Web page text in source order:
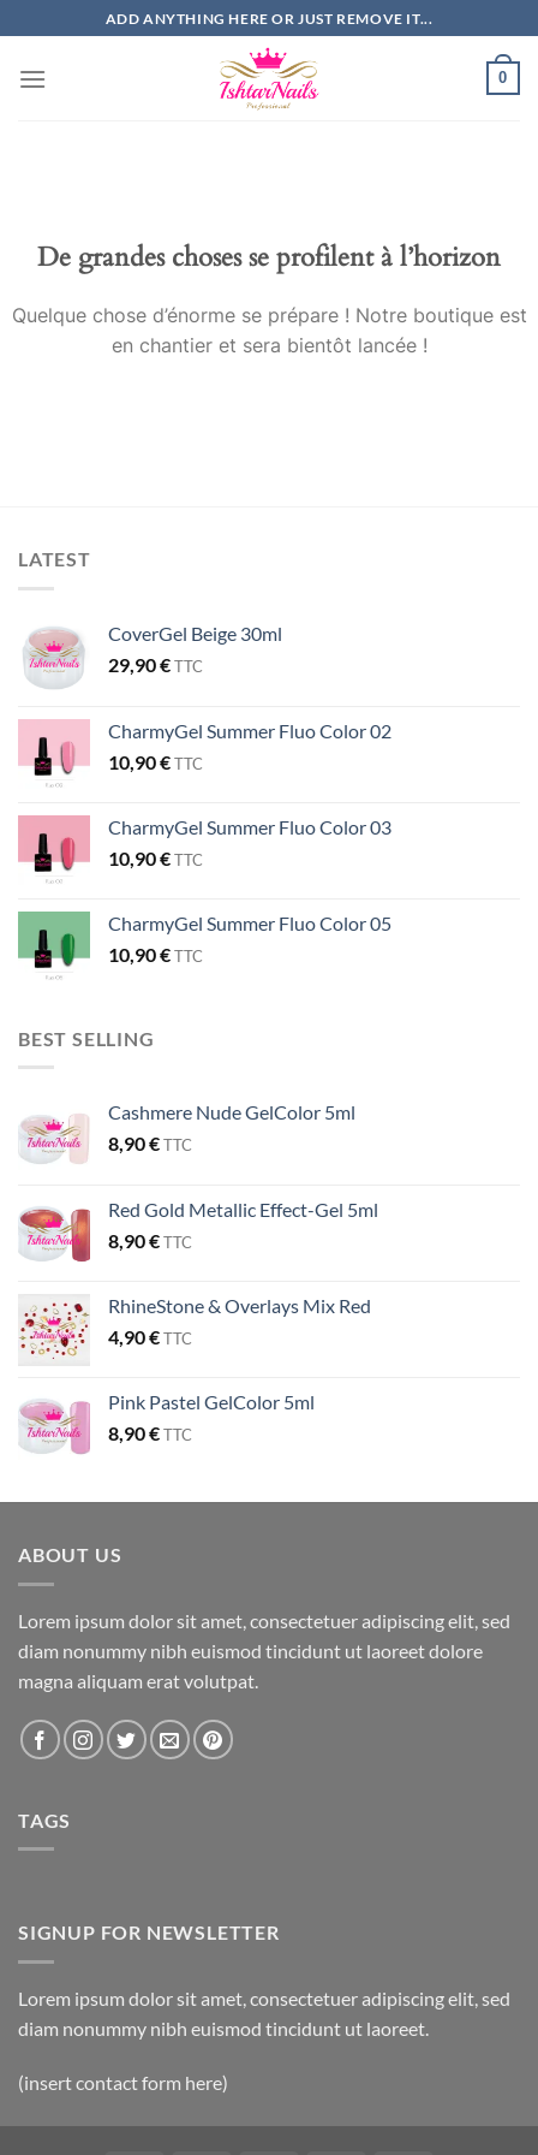
au
contenu
ADD ANYTHING HERE OR JUST REMOVE IT...
0
De grandes choses se profilent à l’horizon
Quelque chose d’énorme se prépare ! Notre boutique est
en chantier et sera bientôt lancée !
LATEST
CoverGel Beige 30ml
29,90€TTC
CharmyGel Summer Fluo Color 02
10,90€TTC
CharmyGel Summer Fluo Color 03
10,90€TTC
CharmyGel Summer Fluo Color 05
10,90€TTC
BEST SELLING
Cashmere Nude GelColor 5ml
8,90€TTC
Red Gold Metallic Effect-Gel 5ml
8,90€TTC
RhineStone & Overlays Mix Red
4,90€TTC
Pink Pastel GelColor 5ml
8,90€TTC
ABOUT US
Lorem ipsum dolor sit amet, consectetuer adipiscing elit, sed
diam nonummy nibh euismod tincidunt ut laoreet dolore
magna aliquam erat volutpat.
TAGS
SIGNUP FOR NEWSLETTER
Lorem ipsum dolor sit amet, consectetuer adipiscing elit, sed
diam nonummy nibh euismod tincidunt ut laoreet.
(insert contact form here)